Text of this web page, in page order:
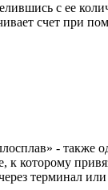
с ее
счет при
- также
к которому
терминал